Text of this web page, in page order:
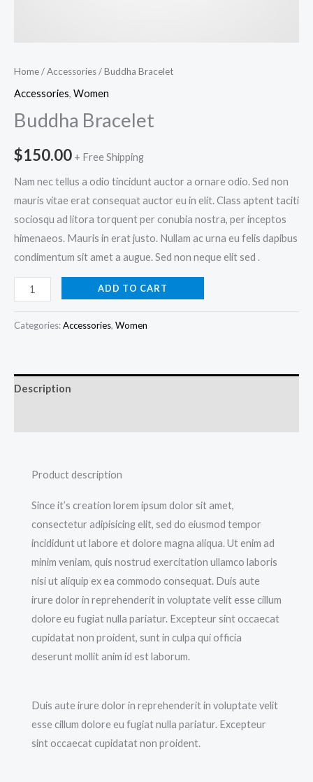
Home/Accessories/ Buddha Bracelet
Accessories, Women
Buddha Bracelet
$150.00 + Free Shipping
Nam nec tellus a odio tincidunt auctor a ornare odio. Sed non
mauris vitae erat consequat auctor eu in elit. Class aptent taciti
sociosqu ad litora torquent per conubia nostra, per inceptos
himenaeos. Mauris in erat justo. Nullam ac urna eu felis dapibus
condimentum sit amet a augue. Sed non neque elit sed .
ADD TO CART
Categories:Accessories, Women
Description
Product description
Since it’s creation lorem ipsum dolor sit amet,
consectetur adipisicing elit, sed do eiusmod tempor
incididunt ut labore et dolore magna aliqua. Ut enim ad
minim veniam, quis nostrud exercitation ullamco laboris
nisi ut aliquip ex ea commodo consequat. Duis aute
irure dolor in reprehenderit in voluptate velit esse cillum
dolore eu fugiat nulla pariatur. Excepteur sint occaecat
cupidatat non proident, sunt in culpa qui officia
deserunt mollit anim id est laborum.
Duis aute irure dolor in reprehenderit in voluptate velit
esse cillum dolore eu fugiat nulla pariatur. Excepteur
sint occaecat cupidatat non proident.